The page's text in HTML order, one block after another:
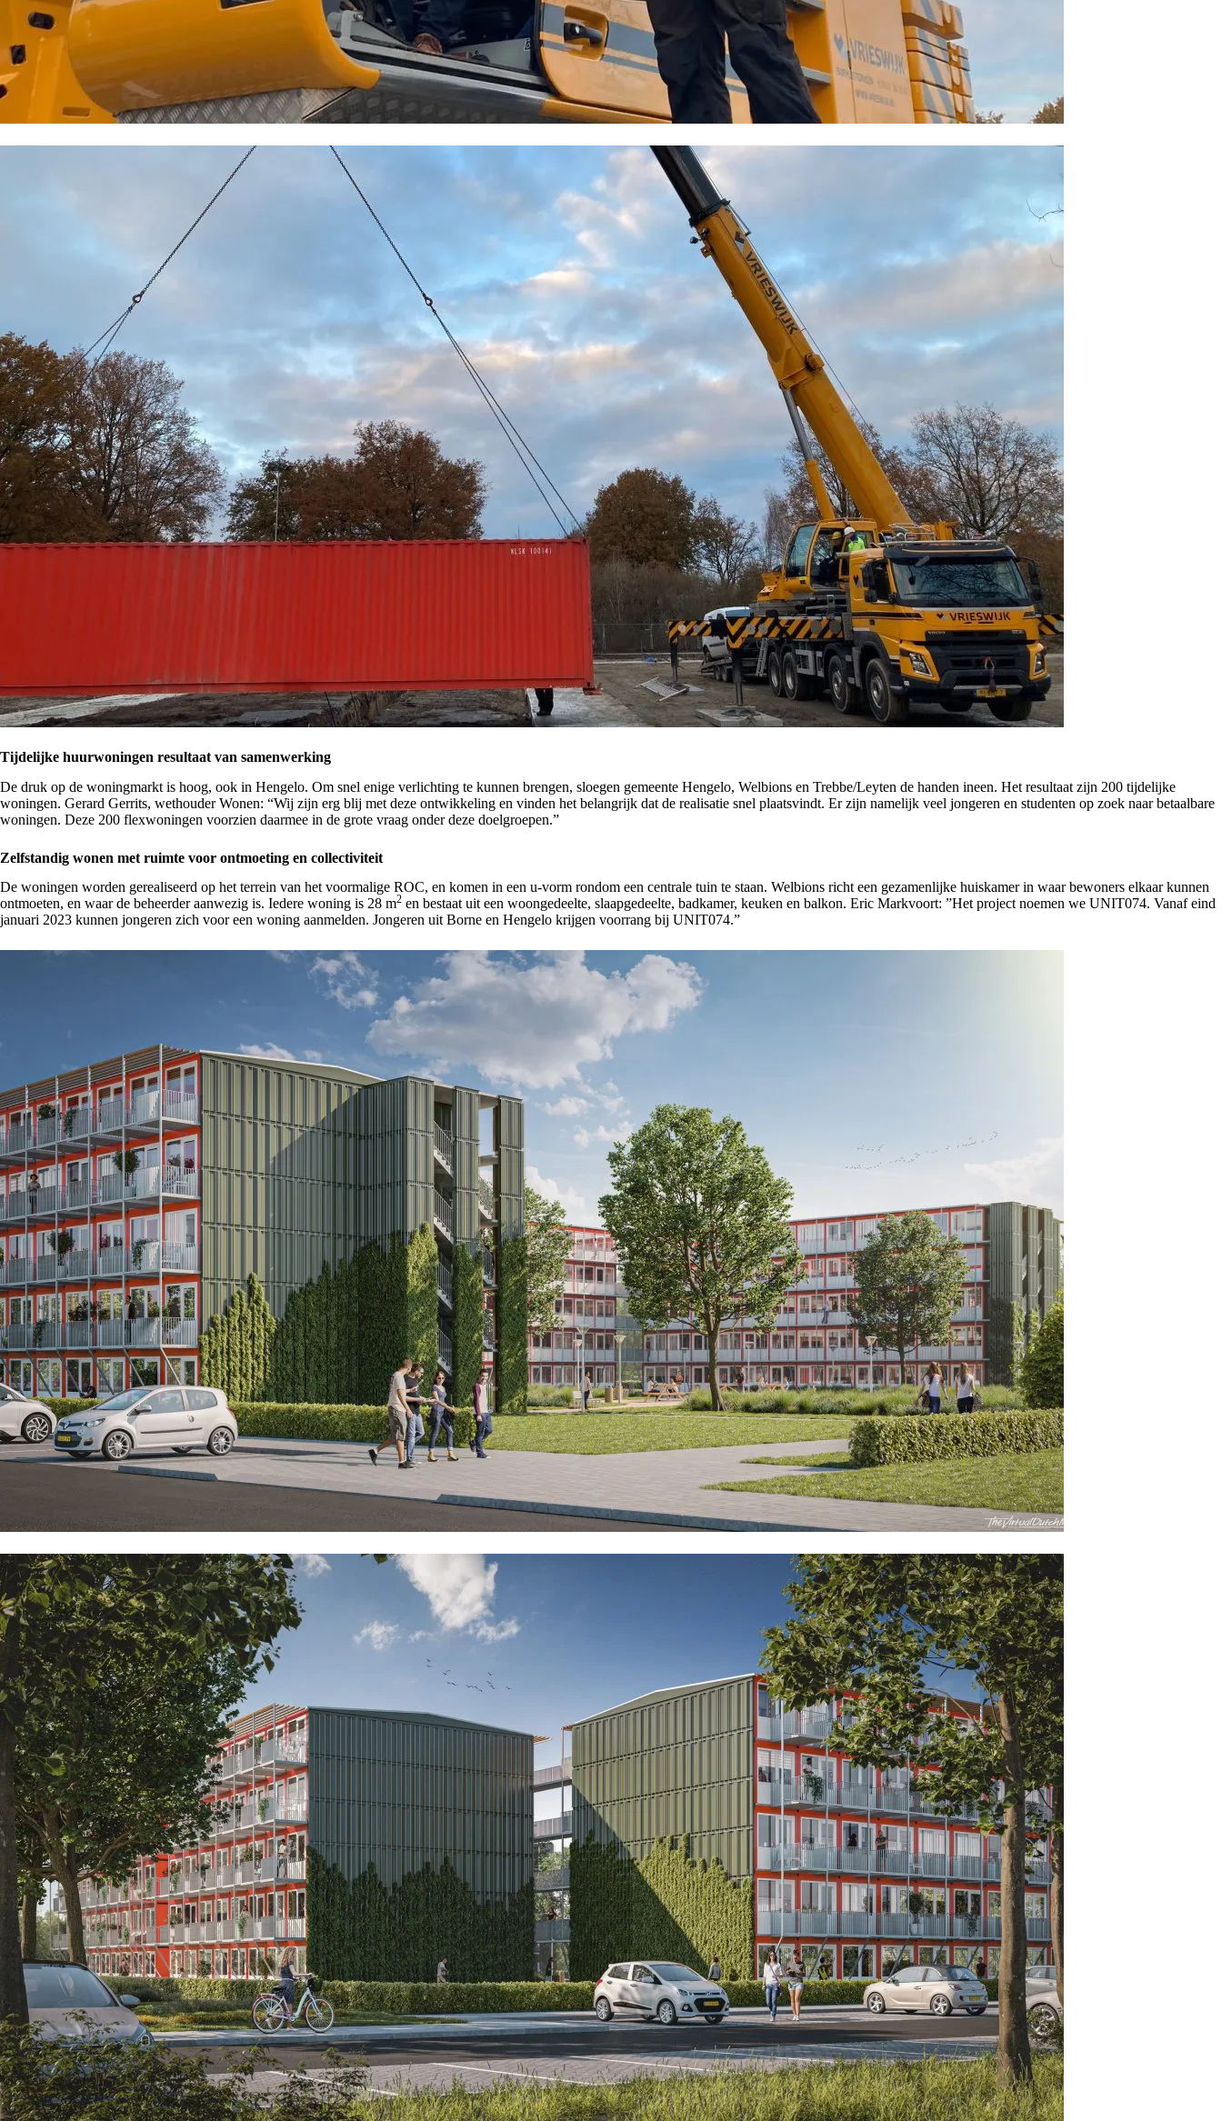
Tijdelijke huurwoningen resultaat van samenwerking
De druk op de woningmarkt is hoog, ook in Hengelo. Om snel enige verlichting te kunnen brengen, sloegen gemeente Hengelo, Welbions en Trebbe/Leyten de handen ineen. Het resultaat zijn 200 tijdelijke
woningen. Gerard Gerrits, wethouder Wonen: “Wij zijn erg blij met deze ontwikkeling en vinden het belangrijk dat de realisatie snel plaatsvindt. Er zijn namelijk veel jongeren en studenten op zoek naar betaalbare
woningen. Deze 200 flexwoningen voorzien daarmee in de grote vraag onder deze doelgroepen.”
Zelfstandig wonen met ruimte voor ontmoeting en collectiviteit
De woningen worden gerealiseerd op het terrein van het voormalige ROC, en komen in een u-vorm rondom een centrale tuin te staan. Welbions richt een gezamenlijke huiskamer in waar bewoners elkaar kunnen
ontmoeten, en waar de beheerder aanwezig is. Iedere woning is 28 m2 en bestaat uit een woongedeelte, slaapgedeelte, badkamer, keuken en balkon. Eric Markvoort: ”Het project noemen we UNIT074. Vanaf eind
januari 2023 kunnen jongeren zich voor een woning aanmelden. Jongeren uit Borne en Hengelo krijgen voorrang bij UNIT074.”